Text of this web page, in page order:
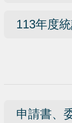
113年度
申請書、